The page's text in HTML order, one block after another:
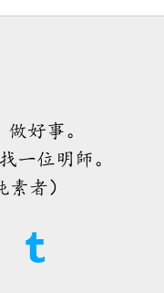
福報
2022-06-17
現在的絕境中唯一的
向純素
是一種美妙的方法，能
上帝連結
2026-08-05 1330
好事。
一位明師。
者）